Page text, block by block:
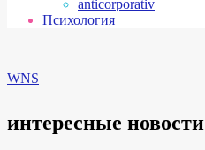
anticorporativ
Психология
WNS
интересные новости